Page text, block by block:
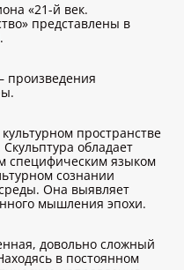
«21-й век.
представлены в
.
произведения
пространстве
обладает
специфическим языком
сознании
Она выявляет
мышления эпохи.
довольно сложный
в постоянном